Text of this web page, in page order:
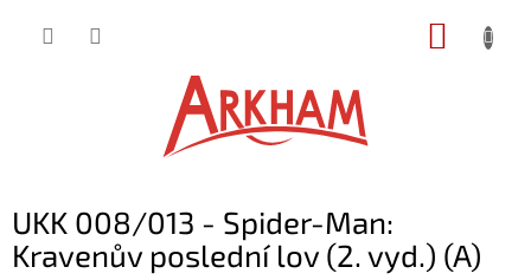
UKK 008/013 - Spider-Man:
Kravenův poslední lov (2. vyd.) (A)